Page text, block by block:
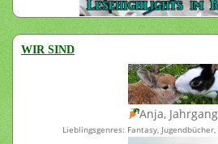
WIR SIND
Anja, Jahrgang
Lieblingsgenres: Fantasy,